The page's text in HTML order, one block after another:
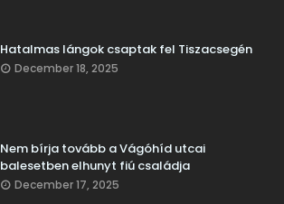
Hatalmas lángok csaptak fel Tiszacsegén
December 18, 2025
Nem bírja tovább a Vágóhíd utcai
balesetben elhunyt fiú családja
December 17, 2025